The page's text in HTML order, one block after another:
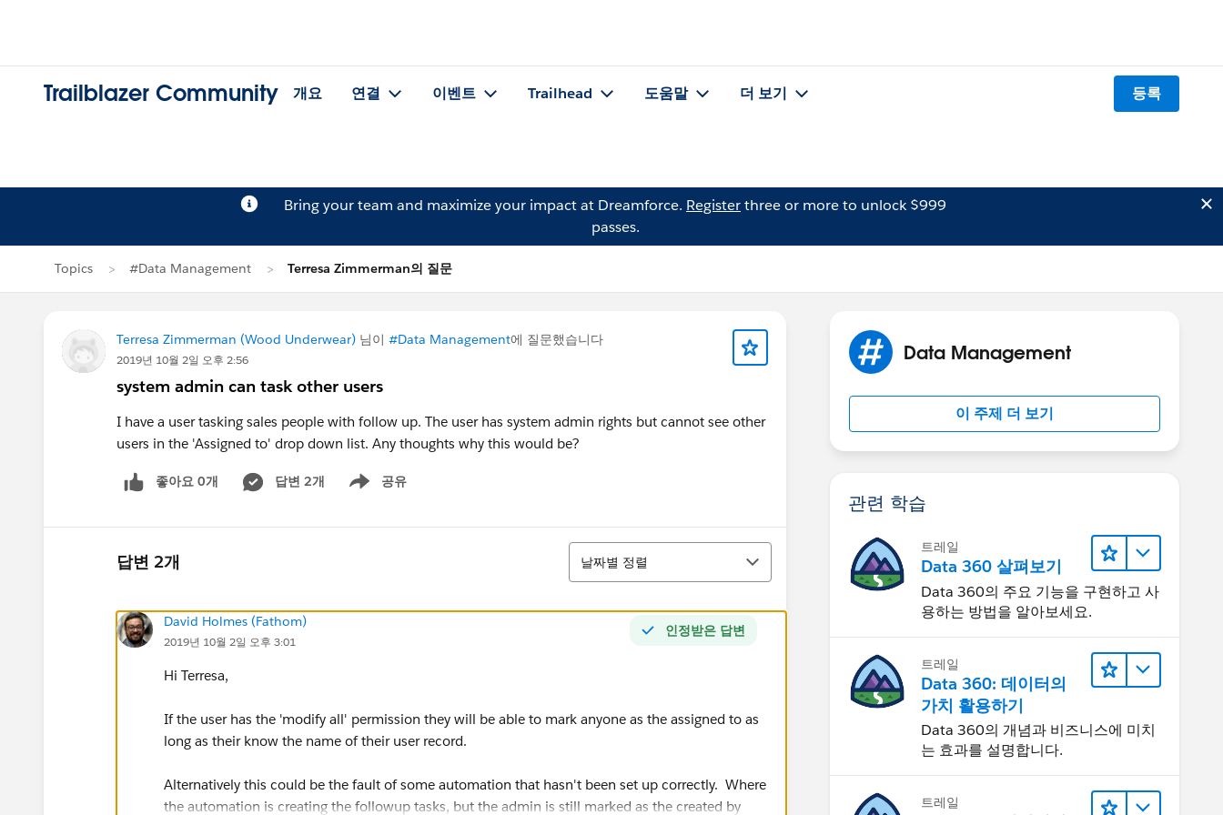
Trailblazer Community 개요 연결 이벤트 Trailhead 도움말 더 보기 등록
Bring your team and maximize your impact at Dreamforce. Registerthree or more to unlock $999
passes.
Topics #Data Management Terresa Zimmerman의 질문
Terresa Zimmerman (Wood Underwear) 님이 #Data Management에 질문했습니다
2019년 10월 2일 오후 2:56
system admin can task other users
I have a user tasking sales people with follow up. The user has system admin rights but cannot see other
users in the 'Assigned to' drop down list. Any thoughts why this would be?
좋아요 0개 답변 2개 공유
Show menu
답변 2개
정렬
날짜별 정렬
인정받은 답변
David Holmes (Fathom)
2019년 10월 2일 오후 3:01
Hi Terresa,
If the user has the 'modify all' permission they will be able to mark anyone as the assigned to as
long as their know the name of their user record.
Alternatively this could be the fault of some automation that hasn't been set up correctly. Where
the automation is creating the followup tasks, but the admin is still marked as the created by
Data Management
이 주제 더 보기
관련 학습
트레일
Data 360 살펴보기
Data 360의 주요 기능을 구현하고 사
용하는 방법을 알아보세요.
트레일
Data 360: 데이터의
가치 활용하기
Data 360의 개념과 비즈니스에 미치
는 효과를 설명합니다.
트레일